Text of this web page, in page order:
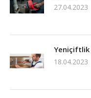
27.04.2023
Yeniçiftlik
18.04.2023